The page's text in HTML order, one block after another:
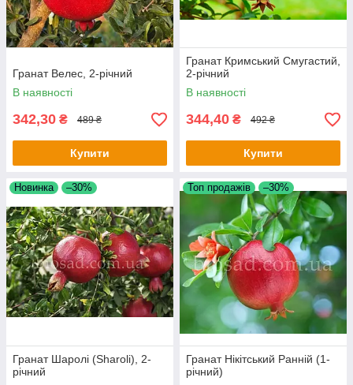
Гранат Велес, 2-річний
В наявності
342,30 ₴ 489 ₴
Купити
Гранат Кримський Смугастий,
2-річний
В наявності
344,40 ₴ 492 ₴
Купити
Новинка –30%
Гранат Шаролі (Sharoli), 2-
річний
Топ продажів –30%
Гранат Нікітський Ранній (1-
річний)